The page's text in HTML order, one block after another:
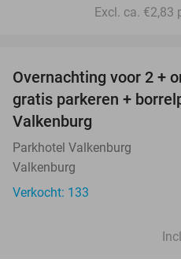
Excl. ca. €2,83
Overnachting voor 2 +
gratis parkeren +
Valkenburg
Parkhotel Valkenburg
Valkenburg
Verkocht: 133